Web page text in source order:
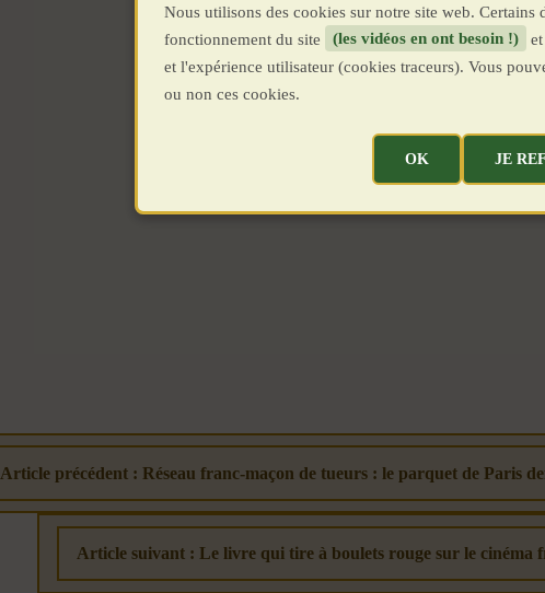
Article précédent : Réseau franc-maçon de tueurs : le parquet de Paris
Article suivant : Le livre qui tire à boulets rouge sur le cinéma
Nous utilisons des cookies sur notre site web. Certains
fonctionnement du site
(les vidéos en ont besoin !)
et l'expérience utilisateur (cookies traceurs). Vous
ou non ces cookies.
OK JE